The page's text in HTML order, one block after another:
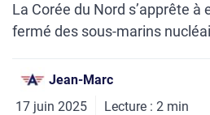
La Corée du Nord s’apprête
fermé des sous-marins
Jean-Marc
17 juin 2025
Lecture : 2 min